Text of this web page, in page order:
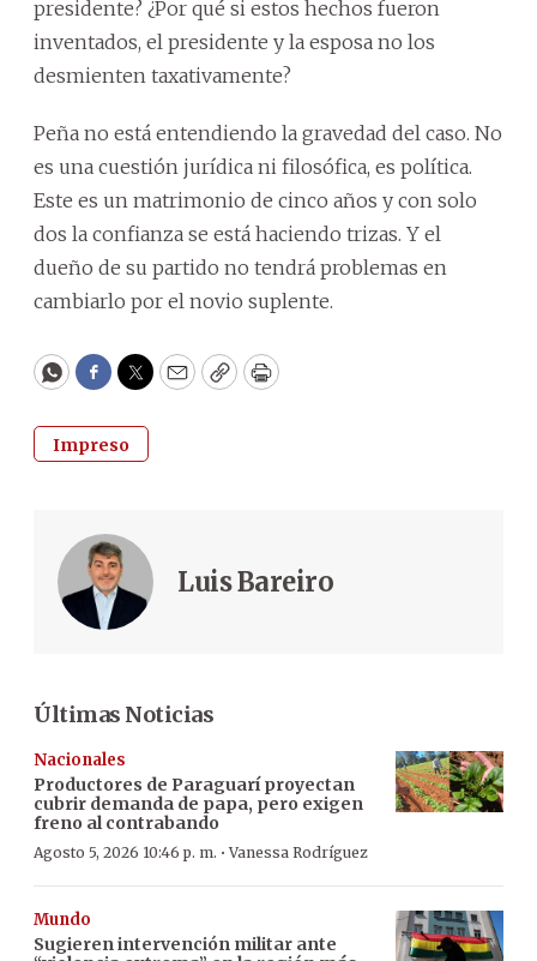
presidente? ¿Por qué si estos hechos fueron
inventados, el presidente y la esposa no los
desmienten taxativamente?
Peña no está entendiendo la gravedad del caso. No
es una cuestión jurídica ni filosófica, es política.
Este es un matrimonio de cinco años y con solo
dos la confianza se está haciendo trizas. Y el
dueño de su partido no tendrá problemas en
cambiarlo por el novio suplente.
WhatsApp
Facebook
Twitter
EmailCopyPrint
Impreso
Luis Bareiro
Últimas Noticias
Nacionales
Productores de Paraguarí proyectan
cubrir demanda de papa, pero exigen
freno al contrabando
Agosto 5, 2026 10:46 p. m. ·Vanessa Rodríguez
Mundo
Sugieren intervención militar ante